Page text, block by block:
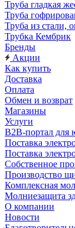
Труба гладкая
Труба
Труба из стали,
Трубка Кембрик
Бренды
Акции
Как купить
Доставка
Оплата
Обмен и возврат
Магазины
Услуги
B2B-портал для
Поставка
Поставка
Собственное
Производство
Комплексная
Молниезащита
О компании
Новости